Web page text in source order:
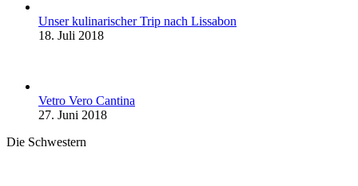
Unser kulinarischer Trip nach Lissabon
18. Juli 2018
Vetro Vero Cantina
27. Juni 2018
Die Schwestern